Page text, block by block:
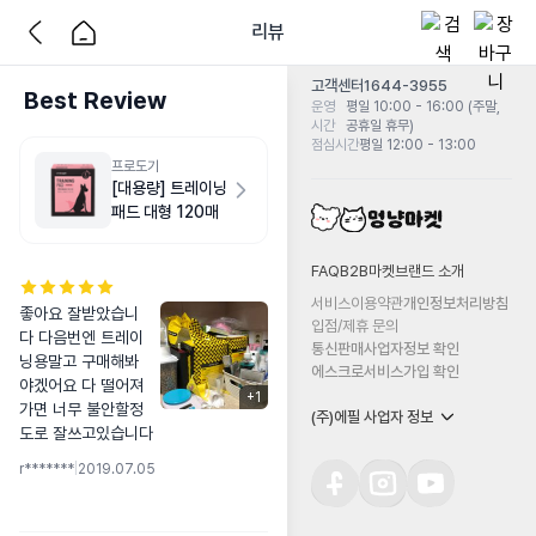
리뷰
Best Review
프로도기
[대용량] 트레이닝
패드 대형 120매
+1
좋아요 잘받았습니
다 다음번엔 트레이
닝용말고 구매해봐
야겠어요 다 떨어져
가면 너무 불안할정
도로 잘쓰고있습니다
r******* 2019.07.05
고객센터1644-3955
운영
시간
평일 10:00 - 16:00 (주말,
공휴일 휴무)
점심시간평일 12:00 - 13:00
FAQB2B마켓 브랜드 소개
서비스이용약관개인정보처리방침
입점/제휴 문의
통신판매사업자정보 확인
에스크로서비스가입 확인
(주)에필 사업자 정보